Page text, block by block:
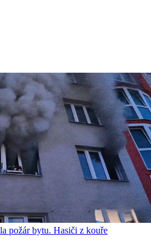
požár bytu. Hasiči z kouře